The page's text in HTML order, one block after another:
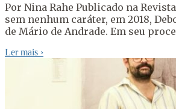
Por Nina Rahe Publicado na
sem nenhum caráter, em 2018,
de Mário de Andrade. Em seu
Ler mais ›